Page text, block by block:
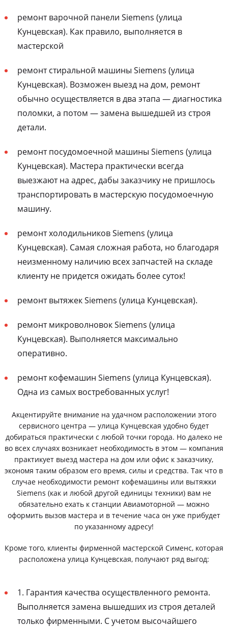
ремонт варочной панели Siemens (улица
Кунцевская). Как правило, выполняется в
мастерской
ремонт стиральной машины Siemens (улица
Кунцевская). Возможен выезд на дом, ремонт
обычно осуществляется в два этапа — диагностика
поломки, а потом — замена вышедшей из строя
детали.
ремонт посудомоечной машины Siemens (улица
Кунцевская). Мастера практически всегда
выезжают на адрес, дабы заказчику не пришлось
транспортировать в мастерскую посудомоечную
машину.
ремонт холодильников Siemens (улица
Кунцевская). Самая сложная работа, но благодаря
неизменному наличию всех запчастей на складе
клиенту не придется ожидать более суток!
ремонт вытяжек Siemens (улица Кунцевская).
ремонт микроволновок Siemens (улица
Кунцевская). Выполняется максимально
оперативно.
ремонт кофемашин Siemens (улица Кунцевская).
Одна из самых востребованных услуг!
Акцентируйте внимание на удачном расположении этого
сервисного центра — улица Кунцевская удобно будет
добираться практически с любой точки города. Но далеко не
во всех случаях возникает необходимость в этом — компания
практикует выезд мастера на дом или офис к заказчику,
экономя таким образом его время, силы и средства. Так что в
случае необходимости ремонт кофемашины или вытяжки
Siemens (как и любой другой единицы техники) вам не
обязательно ехать к станции Авиамоторной — можно
оформить вызов мастера и в течение часа он уже прибудет
по указанному адресу!
Кроме того, клиенты фирменной мастерской Сименс, которая
расположена улица Кунцевская, получают ряд выгод:
1. Гарантия качества осуществленного ремонта.
Выполняется замена вышедших из строя деталей
только фирменными. С учетом высочайшего